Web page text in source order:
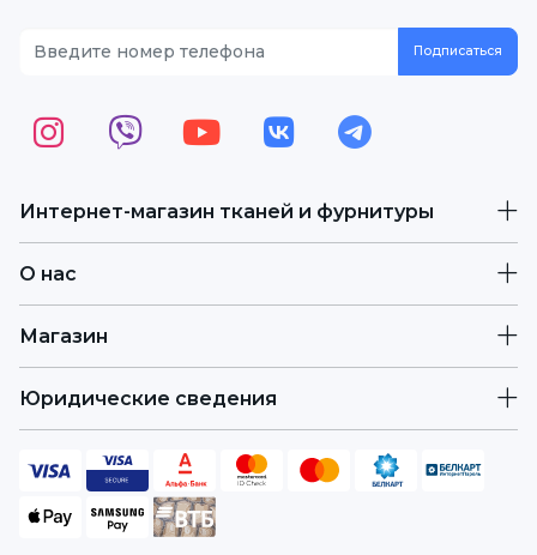
Интернет-магазин тканей и фурнитуры
О нас
Магазин
Юридические сведения